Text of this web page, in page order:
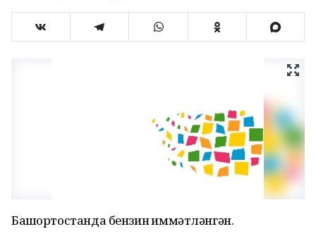
Башҡортостанда бензин ҡиммәтләнгән.